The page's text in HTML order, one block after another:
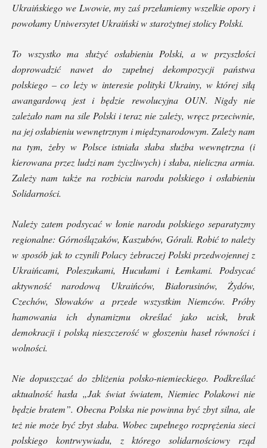
Ukraińskiego we Lwowie, my zaś przełamiemy wszelkie opory i
powołamy Uniwersytet Ukraiński w starożytnej stolicy Polski.
To wszystko ma służyć osłabieniu Polski, a w przyszłości
doprowadzić nawet do zupełnej dekompozycji państwa
polskiego – co leży w interesie polityki Ukrainy, w której siłą
awangardową jest i będzie rewolucyjna OUN. Nigdy nie
zależało nam na sile Polski i teraz nie zależy, wręcz przeciwnie,
na jej osłabieniu wewnętrznym i międzynarodowym. Zależy nam
na tym, żeby w Polsce istniała słaba służba wewnętrzna (i
kierowana przez ludzi nam życzliwych) i słaba, nieliczna armia.
Zależy nam także na rozbiciu narodu polskiego i osłabieniu
Solidarności.
Należy zatem podsycać w łonie narodu polskiego separatyzmy
regionalne: Górnoślązaków, Kaszubów, Górali. Robić to należy
w sposób jak to czynili Polacy żebraczej Polski przedwojennej z
Ukraińcami, Poleszukami, Hucułami i Łemkami.
Podsycać
aktywność narodową Ukraińców, Białorusinów, Żydów,
Czechów, Słowaków a przede wszystkim Niemców. Próby
hamowania ich dynamizmu określać jako ucisk, brak
demokracji i polską nieszczerość w głoszeniu haseł równości i
wolności.
Nie dopuszczać do zbliżenia polsko-niemieckiego. Podkreślać
aktualność hasła „Jak świat światem, Niemiec Polakowi nie
będzie bratem”. Obecna Polska nie powinna być zbyt silna, ale
też nie może być zbyt słaba. Wobec zupełnego rozprężenia sieci
polskiego kontrwywiadu, z którego solidarnościowy rząd